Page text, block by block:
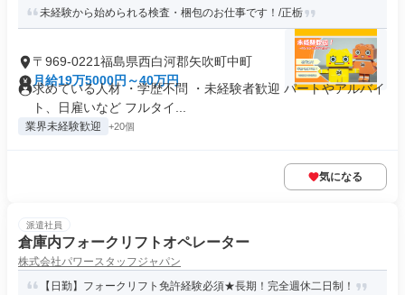
未経験から始められる検査・梱包のお仕事です！/正栃
〒969-0221福島県西白河郡矢吹町中町
月給19万5000円～40万円
求めている人材 ・学歴不問 ・未経験者歓迎 パートやアルバイ
ト、日雇いなど フルタイ...
業界未経験歓迎 +20個
気になる
派遣社員
倉庫内フォークリフトオペレーター
株式会社パワースタッフジャパン
【日勤】フォークリフト免許経験必須★長期！完全週休二日制！